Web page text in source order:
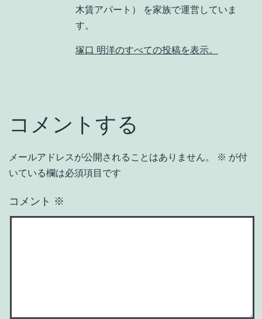
木賃アパート） を家族で運営していま
す。
塚口 明洋のすべての投稿を表示。
コメントする
メールアドレスが公開されることはありません。 ※ が付
いている欄は必須項目です
コメント ※